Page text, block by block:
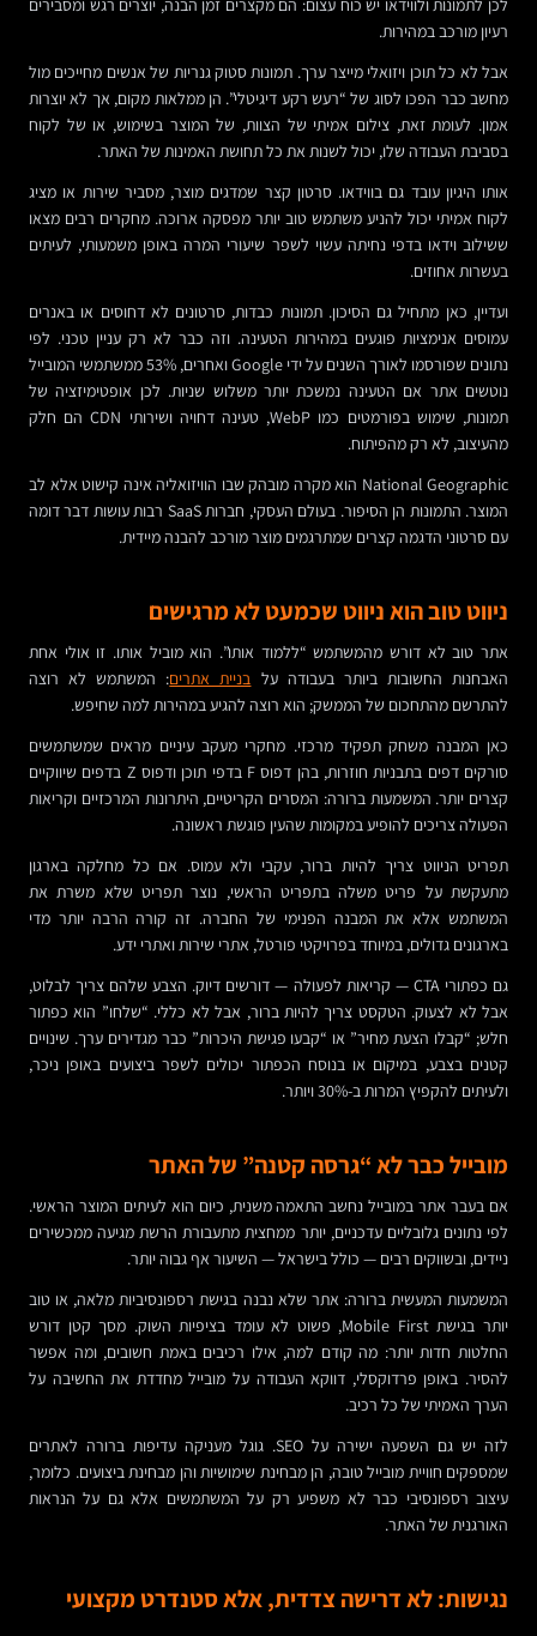
רעיון מורכב במהירות.
אבל לא כל תוכן ויזואלי מייצר ערך. תמונות סטוק גנריות של אנשים מחייכים מול
מחשב כבר הפכו לסוג של “רעש רקע דיגיטלי”. הן ממלאות מקום, אך לא יוצרות
אמון. לעומת זאת, צילום אמיתי של הצוות, של המוצר בשימוש, או של לקוח
בסביבת העבודה שלו, יכול לשנות את כל תחושת האמינות של האתר.
אותו היגיון עובד גם בווידאו. סרטון קצר שמדגים מוצר, מסביר שירות או מציג
לקוח אמיתי יכול להניע משתמש טוב יותר מפסקה ארוכה. מחקרים רבים מצאו
ששילוב וידאו בדפי נחיתה עשוי לשפר שיעורי המרה באופן משמעותי, לעיתים
בעשרות אחוזים.
ועדיין, כאן מתחיל גם הסיכון. תמונות כבדות, סרטונים לא דחוסים או באנרים
עמוסים אנימציות פוגעים במהירות הטעינה. וזה כבר לא רק עניין טכני. לפי
נתונים שפורסמו לאורך השנים על ידי Google ואחרים, 53% ממשתמשי המובייל
נוטשים אתר אם הטעינה נמשכת יותר משלוש שניות. לכן אופטימיזציה של
תמונות, שימוש בפורמטים כמו WebP, טעינה דחויה ושירותי CDN הם חלק
מהעיצוב, לא רק מהפיתוח.
National Geographic הוא מקרה מובהק שבו הוויזואליה אינה קישוט אלא לב
המוצר. התמונות הן הסיפור. בעולם העסקי, חברות SaaS רבות עושות דבר דומה
עם סרטוני הדגמה קצרים שמתרגמים מוצר מורכב להבנה מיידית.
ניווט טוב הוא ניווט שכמעט לא מרגישים
אתר טוב לא דורש מהמשתמש “ללמוד אותו”. הוא מוביל אותו. זו אולי אחת
האבחנות החשובות ביותר בעבודה על בניית אתרים: המשתמש לא רוצה
להתרשם מהתחכום של הממשק; הוא רוצה להגיע במהירות למה שחיפש.
כאן המבנה משחק תפקיד מרכזי. מחקרי מעקב עיניים מראים שמשתמשים
סורקים דפים בתבניות חוזרות, בהן דפוס F בדפי תוכן ודפוס Z בדפים שיווקיים
קצרים יותר. המשמעות ברורה: המסרים הקריטיים, היתרונות המרכזיים וקריאות
הפעולה צריכים להופיע במקומות שהעין פוגשת ראשונה.
תפריט הניווט צריך להיות ברור, עקבי ולא עמוס. אם כל מחלקה בארגון
מתעקשת על פריט משלה בתפריט הראשי, נוצר תפריט שלא משרת את
המשתמש אלא את המבנה הפנימי של החברה. זה קורה הרבה יותר מדי
בארגונים גדולים, במיוחד בפרויקטי פורטל, אתרי שירות ואתרי ידע.
גם כפתורי CTA — קריאות לפעולה — דורשים דיוק. הצבע שלהם צריך לבלוט,
אבל לא לצעוק. הטקסט צריך להיות ברור, אבל לא כללי. “שלחו” הוא כפתור
חלש; “קבלו הצעת מחיר” או “קבעו פגישת היכרות” כבר מגדירים ערך. שינויים
קטנים בצבע, במיקום או בנוסח הכפתור יכולים לשפר ביצועים באופן ניכר,
ולעיתים להקפיץ המרות ב-30% ויותר.
מובייל כבר לא “גרסה קטנה” של האתר
אם בעבר אתר במובייל נחשב התאמה משנית, כיום הוא לעיתים המוצר הראשי.
לפי נתונים גלובליים עדכניים, יותר ממחצית מתעבורת הרשת מגיעה ממכשירים
ניידים, ובשווקים רבים — כולל בישראל — השיעור אף גבוה יותר.
המשמעות המעשית ברורה: אתר שלא נבנה בגישת רספונסיביות מלאה, או טוב
יותר בגישת Mobile First, פשוט לא עומד בציפיות השוק. מסך קטן דורש
החלטות חדות יותר: מה קודם למה, אילו רכיבים באמת חשובים, ומה אפשר
להסיר. באופן פרדוקסלי, דווקא העבודה על מובייל מחדדת את החשיבה על
הערך האמיתי של כל רכיב.
לזה יש גם השפעה ישירה על SEO. גוגל מעניקה עדיפות ברורה לאתרים
שמספקים חוויית מובייל טובה, הן מבחינת שימושיות והן מבחינת ביצועים. כלומר,
עיצוב רספונסיבי כבר לא משפיע רק על המשתמשים אלא גם על הנראות
האורגנית של האתר.
נגישות: לא דרישה צדדית, אלא סטנדרט מקצועי